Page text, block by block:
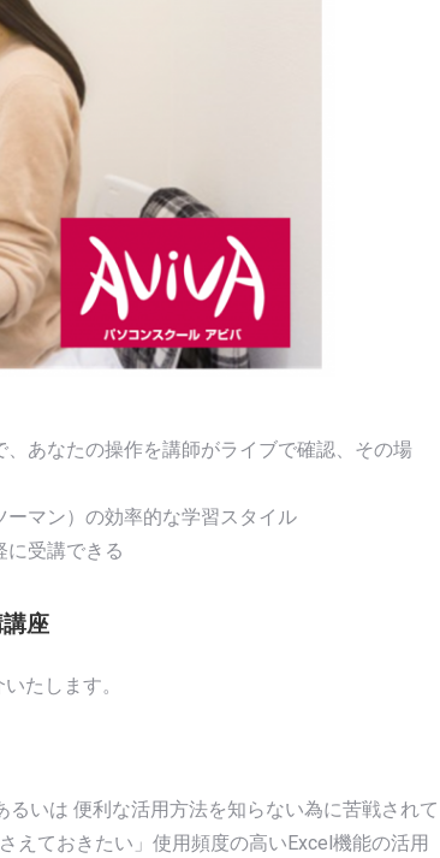
あなたの操作を講師がライブで確認、その場
マン）の効率的な学習スタイル
に受講できる
講座
たします。
るいは 便利な活用方法を知らない為に苦戦されて
えておきたい」使用頻度の高いExcel機能の活用